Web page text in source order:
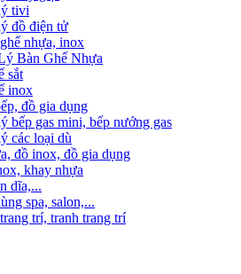
tivi
đồ điện tử
nhựa, inox
Bàn Ghế Nhựa
sắt
inox
đồ gia dụng
bếp gas mini, bếp nướng gas
các loại dù
đồ inox, đồ gia dụng
khay nhựa
dĩa,...
spa, salon,...
trí, tranh trang trí